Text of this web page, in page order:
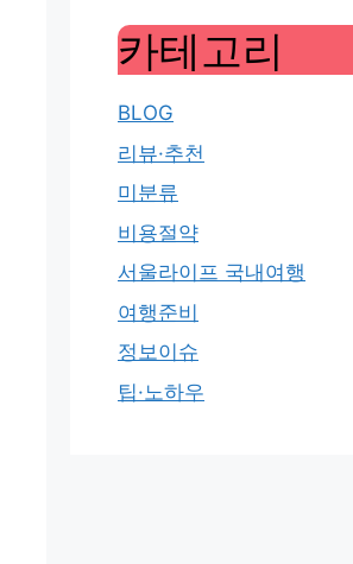
카테고리
BLOG
리뷰·추천
미분류
비용절약
서울라이프 국내여행
여행준비
정보이슈
팁·노하우